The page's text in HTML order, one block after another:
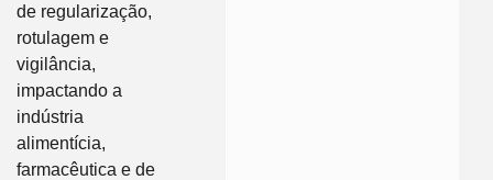
de regularização,
rotulagem e
vigilância,
impactando a
indústria
alimentícia,
farmacêutica e de